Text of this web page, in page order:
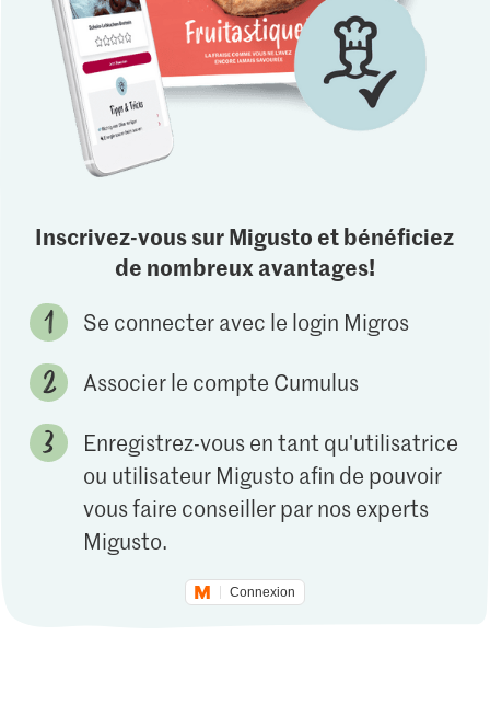
Inscrivez-vous sur Migusto et bénéficiez
de nombreux avantages!
Se connecter avec le login Migros
Associer le compte Cumulus
Enregistrez-vous en tant qu'utilisatrice
ou utilisateur Migusto afin de pouvoir
vous faire conseiller par nos experts
Migusto.
Connexion